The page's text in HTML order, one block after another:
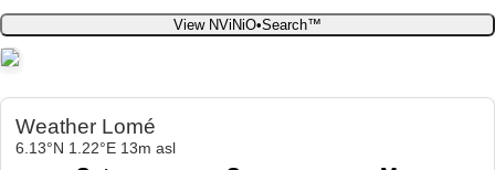
View NViNiO•Search™